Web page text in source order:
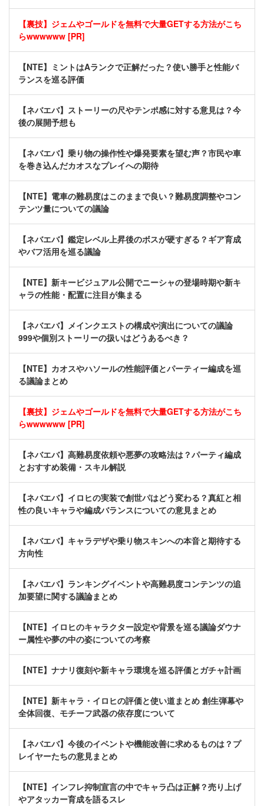
【裏技】ジェムやゴールドを無料で大量GETする方法がこち
らwwwwww [PR]
【NTE】ミントはAランクで正解だった？使い勝手と性能バ
ランスを巡る評価
【ネバエバ】ストーリーの尺やテンポ感に対する意見は？今
後の展開予想も
【ネバエバ】乗り物の操作性や爆発要素を望む声？市民や車
を巻き込んだカオスなプレイへの期待
【NTE】電車の難易度はこのままで良い？難易度調整やコン
テンツ量についての議論
【ネバエバ】鑑定レベル上昇後のボスが硬すぎる？ギア育成
やバフ活用を巡る議論
【NTE】新キービジュアル公開でニーシャの登場時期や新キ
ャラの性能・配置に注目が集まる
【ネバエバ】メインクエストの構成や演出についての議論
999や個別ストーリーの扱いはどうあるべき？
【NTE】カオスやハソールの性能評価とパーティー編成を巡
る議論まとめ
【裏技】ジェムやゴールドを無料で大量GETする方法がこち
らwwwwww [PR]
【ネバエバ】高難易度依頼や悪夢の攻略法は？パーティ編成
とおすすめ装備・スキル解説
【ネバエバ】イロヒの実装で創世パはどう変わる？真紅と相
性の良いキャラや編成バランスについての意見まとめ
【ネバエバ】キャラデザや乗り物スキンへの本音と期待する
方向性
【ネバエバ】ランキングイベントや高難易度コンテンツの追
加要望に関する議論まとめ
【NTE】イロヒのキャラクター設定や背景を巡る議論ダウナ
ー属性や夢の中の姿についての考察
【NTE】ナナリ復刻や新キャラ環境を巡る評価とガチャ計画
【NTE】新キャラ・イロヒの評価と使い道まとめ 創生弾幕や
全体回復、モチーフ武器の依存度について
【ネバエバ】今後のイベントや機能改善に求めるものは？プ
レイヤーたちの意見まとめ
【NTE】インフレ抑制宣言の中でキャラ凸は正解？売り上げ
やアタッカー育成を語るスレ